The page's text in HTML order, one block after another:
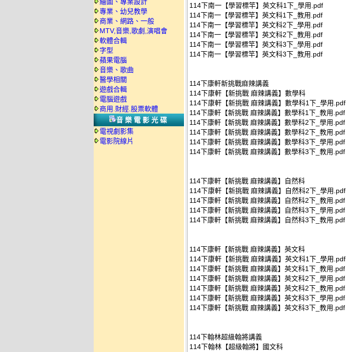
專業、幼兒教學
商業、網路、一般
MTV,音樂,歌劇,演唱會
軟體合輯
字型
蘋果電腦
音樂、歌曲
醫學相關
遊戲合輯
電腦遊戲
商用.財經.股票軟體
音樂電影光碟
電視劇影集
電影院線片
114下南一【學習標竿】英文科1下_學用.pdf
114下南一【學習標竿】英文科1下_教用.pdf
114下南一【學習標竿】英文科2下_學用.pdf
114下南一【學習標竿】英文科2下_教用.pdf
114下南一【學習標竿】英文科3下_學用.pdf
114下南一【學習標竿】英文科3下_教用.pdf
114下康軒新挑戰麻辣講義
114下康軒【新挑戰 麻辣講義】數學科
114下康軒【新挑戰 麻辣講義】數學科1下_學用.pdf
114下康軒【新挑戰 麻辣講義】數學科1下_教用.pdf
114下康軒【新挑戰 麻辣講義】數學科2下_學用.pdf
114下康軒【新挑戰 麻辣講義】數學科2下_教用.pdf
114下康軒【新挑戰 麻辣講義】數學科3下_學用.pdf
114下康軒【新挑戰 麻辣講義】數學科3下_教用.pdf
114下康軒【新挑戰 麻辣講義】自然科
114下康軒【新挑戰 麻辣講義】自然科2下_學用.pdf
114下康軒【新挑戰 麻辣講義】自然科2下_教用.pdf
114下康軒【新挑戰 麻辣講義】自然科3下_學用.pdf
114下康軒【新挑戰 麻辣講義】自然科3下_教用.pdf
114下康軒【新挑戰 麻辣講義】英文科
114下康軒【新挑戰 麻辣講義】英文科1下_學用.pdf
114下康軒【新挑戰 麻辣講義】英文科1下_教用.pdf
114下康軒【新挑戰 麻辣講義】英文科2下_學用.pdf
114下康軒【新挑戰 麻辣講義】英文科2下_教用.pdf
114下康軒【新挑戰 麻辣講義】英文科3下_學用.pdf
114下康軒【新挑戰 麻辣講義】英文科3下_教用.pdf
114下翰林超級翰將講義
114下翰林【超級翰將】國文科